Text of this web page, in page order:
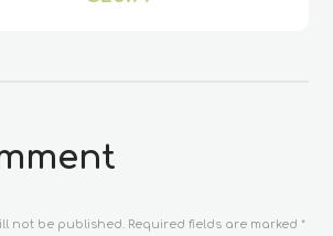
not be published. Required fields are marked *